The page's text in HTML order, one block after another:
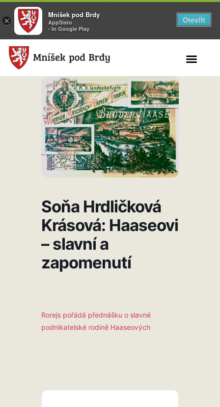
Soňa Hrdličková
Krásová: Haaseovi
– slavní a
zapomenutí
Rorejs pořádá přednášku o slavné
podnikatelské rodině Haaseových
×
Mníšek pod Brdy
AppSisto
- In Google Play
Otevřít